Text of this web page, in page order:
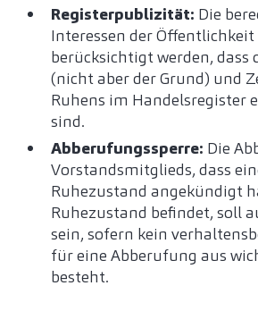
Registerpublizität: Die
Interessen der
berücksichtigt werden, dass
(nicht aber der Grund) und
Ruhens im Handelsregister
sind.
Abberufungssperre: Die
Vorstandsmitglieds, dass
Ruhezustand angekündigt
Ruhezustand befindet, soll
sein, sofern kein
für eine Abberufung aus
besteht.